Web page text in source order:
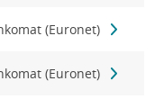
(Euronet)
(Euronet)